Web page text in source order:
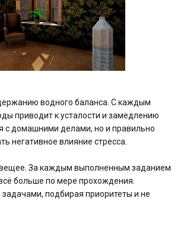
водного баланса. С каждым
приводит к усталости и замедлению
с домашними делами, но и правильно
негативное влияние стресса.
За каждым выполненным заданием
больше по мере прохождения.
подбирая приоритеты и не